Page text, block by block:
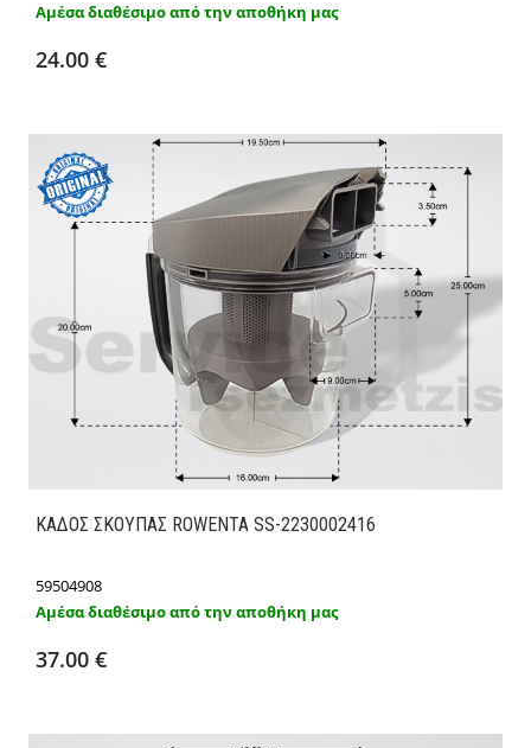
Αμέσα διαθέσιμο από την αποθήκη μας
24.00 €
Προσθήκη στο καλάθι
ΚΑΔΟΣ ΣΚΟΥΠΑΣ ROWENTA SS-2230002416
59504908
Αμέσα διαθέσιμο από την αποθήκη μας
37.00 €
Προσθήκη στο καλάθι